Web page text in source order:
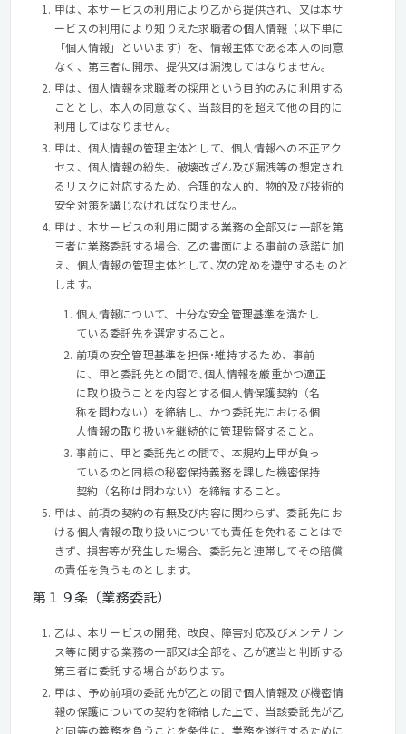
甲は、本サービスの利用により乙から提供され、又は本サ
ービスの利用により知りえた求職者の個人情報（以下単に
「個人情報」といいます）を、情報主体である本人の同意
なく、第三者に開示、提供又は漏洩してはなりません。
甲は、個人情報を求職者の採用という目的のみに利用する
こととし、本人の同意なく、当該目的を超えて他の目的に
利用してはなりません。
甲は、個人情報の管理主体として、個人情報への不正アク
セス、個人情報の紛失、破壊改ざん及び漏洩等の想定され
るリスクに対応するため、合理的な人的、物的及び技術的
安全対策を講じなければなりません。
甲は、本サービスの利用に関する業務の全部又は一部を第
三者に業務委託する場合、乙の書面による事前の承諾に加
え、個人情報の管理主体として､次の定めを遵守するものと
します。
個人情報について、十分な安全管理基準を満たし
ている委託先を選定すること。
前項の安全管理基準を担保･維持するため、事前
に、甲と委託先との間で､個人情報を厳重かつ適正
に取り扱うことを内容とする個人情保護契約（名
称を問わない）を締結し、かつ委託先における個
人情報の取り扱いを継続的に管理監督すること。
事前に、甲と委託先との間で、本規約上甲が負っ
ているのと同様の秘密保持義務を課した機密保持
契約（名称は問わない）を締結すること。
甲は、前項の契約の有無及び内容に関わらず、委託先にお
ける個人情報の取り扱いについても責任を免れることはで
きず、損害等が発生した場合、委託先と連帯してその賠償
の責任を負うものとします。
第１９条（業務委託）
乙は、本サービスの開発、改良、障害対応及びメンテナン
ス等に関する業務の一部又は全部を、乙が適当と判断する
第三者に委託する場合があります。
甲は、予め前項の委託先が乙との間で個人情報及び機密情
報の保護についての契約を締結した上で、当該委託先が乙
と同等の義務を負うことを条件に、業務を遂行するために